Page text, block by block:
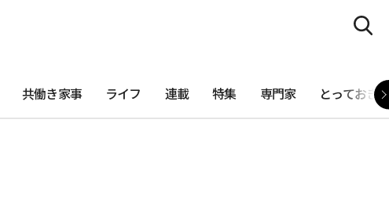
共働き家事 ライフ 連載 特集 専門家 とっておき